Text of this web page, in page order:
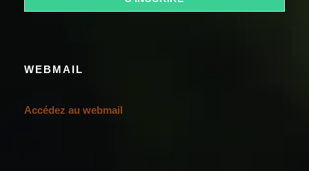
WEBMAIL
Accédez au webmail